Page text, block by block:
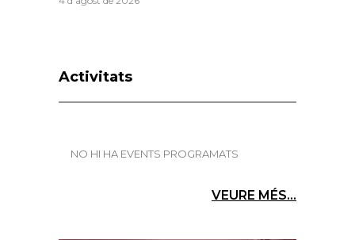
Activitats
NO HI HA EVENTS PROGRAMATS
VEURE MÉS...